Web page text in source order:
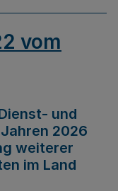
vom
und
2026
weiterer
im Land